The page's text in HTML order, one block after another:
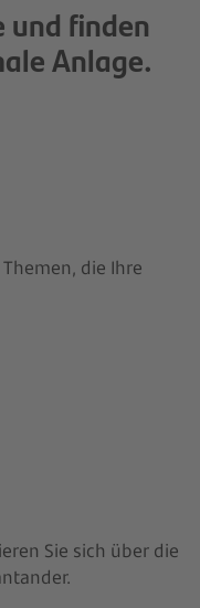
und finden
Anlage.
die Ihre
Sie sich über die